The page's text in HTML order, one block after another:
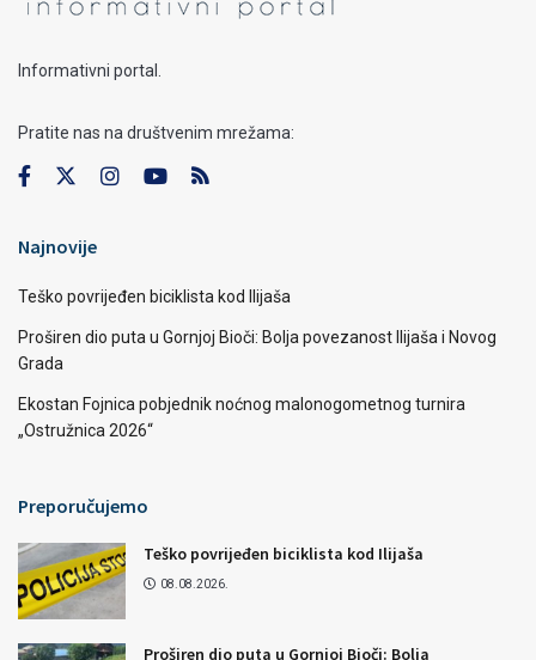
Informativni portal.
Pratite nas na društvenim mrežama:
Najnovije
Teško povrijeđen biciklista kod Ilijaša
Proširen dio puta u Gornjoj Bioči: Bolja povezanost Ilijaša i Novog
Grada
Ekostan Fojnica pobjednik noćnog malonogometnog turnira
„Ostružnica 2026“
Preporučujemo
Teško povrijeđen biciklista kod Ilijaša
08.08.2026.
Proširen dio puta u Gornjoj Bioči: Bolja